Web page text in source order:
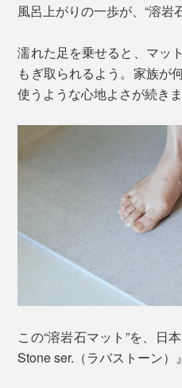
風呂上がりの一歩が、“溶岩
濡れた足を乗せると、マッ
もぎ取られるよう。家族が
使うような心地よさが続きま
この“溶岩石マット”を、日
Stone ser.（ラバストーン）